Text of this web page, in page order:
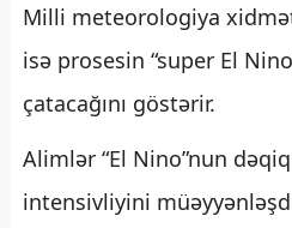
Milli meteorologiya
isə prosesin “super El
çatacağını göstərir.
Alimlər “El Nino”nun dəqiq
intensivliyini